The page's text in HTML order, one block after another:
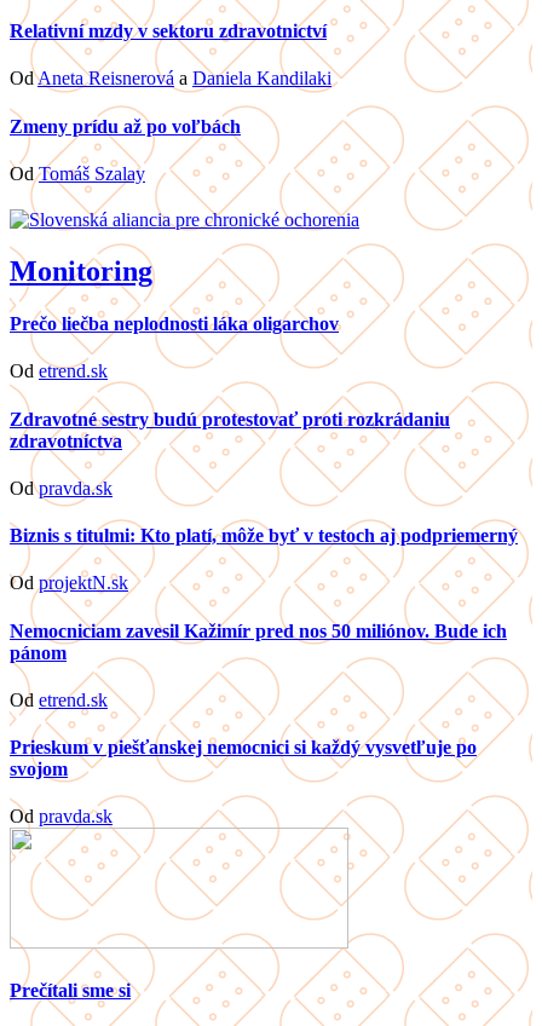
Relativní mzdy v sektoru zdravotnictví
OdAneta Reisnerová a Daniela Kandilaki
Zmeny prídu až po voľbách
OdTomáš Szalay
Monitoring
Prečo liečba neplodnosti láka oligarchov
Od etrend.sk
Zdravotné sestry budú protestovať proti rozkrádaniu
zdravotníctva
Odpravda.sk
Biznis s titulmi: Kto platí, môže byť v testoch aj podpriemerný
OdprojektN.sk
Nemocniciam zavesil Kažimír pred nos 50 miliónov. Bude ich
pánom
Od etrend.sk
Prieskum v piešťanskej nemocnici si každý vysvetľuje po
svojom
Od pravda.sk
Prečítali sme si